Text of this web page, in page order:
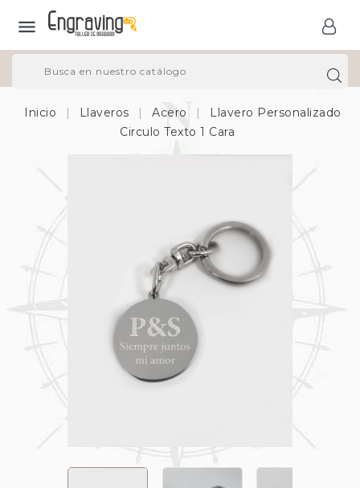

Inicio Llaveros Acero
Llavero Personalizado
Circulo Texto 1 Cara